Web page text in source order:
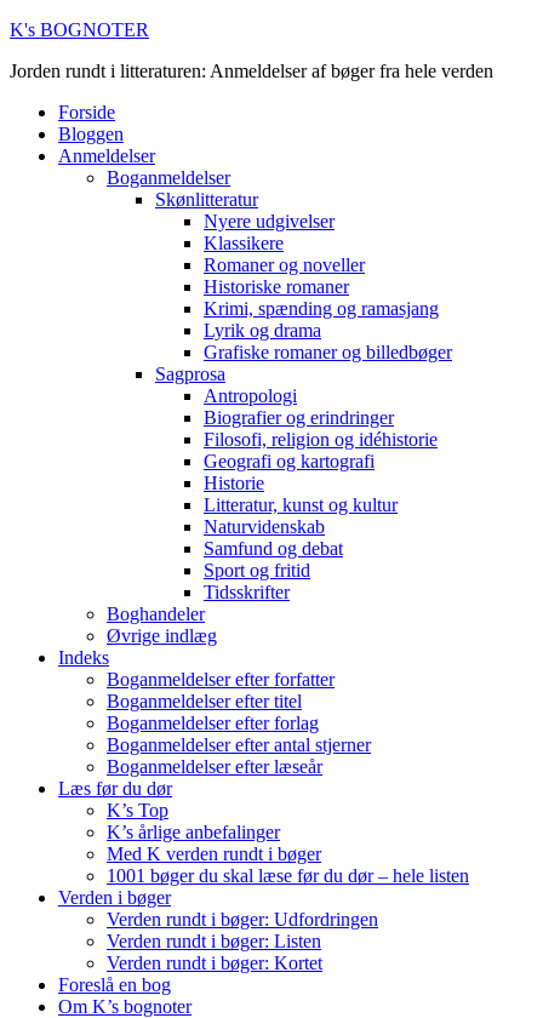
K's BOGNOTER
Jorden rundt i litteraturen: Anmeldelser af bøger fra hele verden
Forside
Bloggen
Anmeldelser
Boganmeldelser
Skønlitteratur
Nyere udgivelser
Klassikere
Romaner og noveller
Historiske romaner
Krimi, spænding og ramasjang
Lyrik og drama
Grafiske romaner og billedbøger
Sagprosa
Antropologi
Biografier og erindringer
Filosofi, religion og idéhistorie
Geografi og kartografi
Historie
Litteratur, kunst og kultur
Naturvidenskab
Samfund og debat
Sport og fritid
Tidsskrifter
Boghandeler
Øvrige indlæg
Indeks
Boganmeldelser efter forfatter
Boganmeldelser efter titel
Boganmeldelser efter forlag
Boganmeldelser efter antal stjerner
Boganmeldelser efter læseår
Læs før du dør
K’s Top
K’s årlige anbefalinger
Med K verden rundt i bøger
1001 bøger du skal læse før du dør – hele listen
Verden i bøger
Verden rundt i bøger: Udfordringen
Verden rundt i bøger: Listen
Verden rundt i bøger: Kortet
Foreslå en bog
Om K’s bognoter